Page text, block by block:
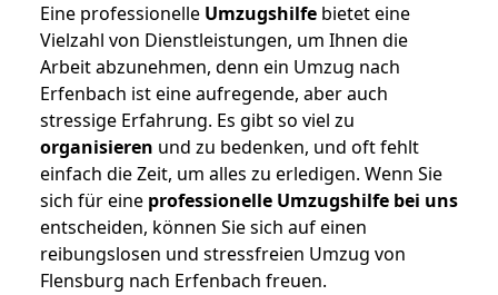
Eine professionelle Umzugshilfe bietet eine
Vielzahl von Dienstleistungen, um Ihnen die
Arbeit abzunehmen, denn ein Umzug nach
Erfenbach ist eine aufregende, aber auch
stressige Erfahrung. Es gibt so viel zu
organisieren und zu bedenken, und oft fehlt
einfach die Zeit, um alles zu erledigen. Wenn Sie
sich für eine professionelle Umzugshilfe bei uns
entscheiden, können Sie sich auf einen
reibungslosen und stressfreien Umzug von
Flensburg nach Erfenbach freuen.